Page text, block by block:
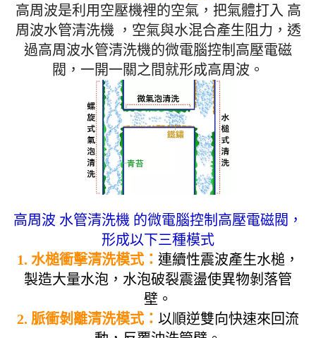
高周波是利用空壓機裡的空氣，把氣體打入 高
周波水管清洗機 ，空氣與水混合產生阻力，透
過高周波水管清洗機的微電腦控制高壓電磁
閥，一開一關之間就形成高周波。
高周波 水管清洗機 的微電腦控制高壓電磁閥，
形成以下三種模式
1. 水槌衝擊清洗模式： 連續性震波產生水槌，
製造大量水泡，水泡破裂震盪使異物剝落管
壁。
2. 脈衝剝離清洗模式： 以順逆雙向快速來回流